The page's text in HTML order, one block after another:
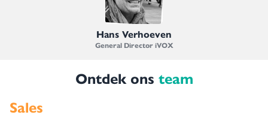
Hans Verhoeven
General Director iVOX
Ontdek ons team
Sales